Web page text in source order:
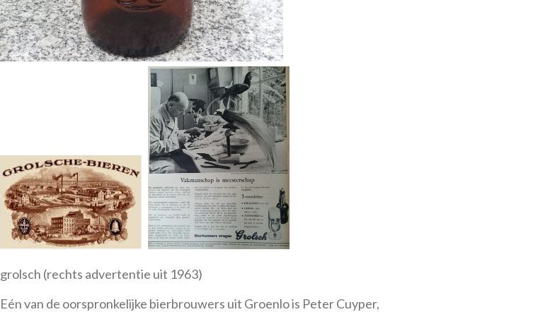
grolsch (rechts advertentie uit 1963)
Eén van de oorspronkelijke bierbrouwers uit Groenlo is Peter Cuyper,